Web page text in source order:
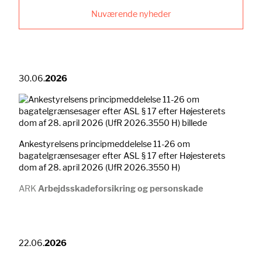
Nuværende nyheder
30.06.2026
Ankestyrelsens principmeddelelse 11-26 om
bagatelgrænsesager efter ASL § 17 efter Højesterets
dom af 28. april 2026 (UfR 2026.3550 H)
ARK Arbejdsskadeforsikring og personskade
22.06.2026